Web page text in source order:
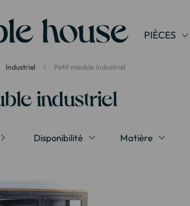
PIÈCES
Industriel Petit meuble industriel
industriel
Disponibilité Matière